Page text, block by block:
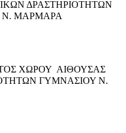
ΔΡΑΣΤΗΡΙΟΤΗΤΩΝ
Ν. ΜΑΡΜΑΡΑ
ΧΩΡΟΥ ΑΙΘΟΥΣΑΣ
ΓΥΜΝΑΣΙΟΥ Ν.